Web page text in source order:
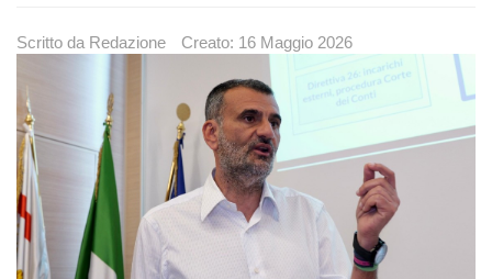
Scritto da Redazione Creato: 16 Maggio 2026